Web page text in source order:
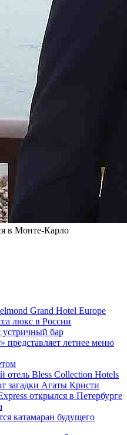
Grand Hotel Europe
люкс в России
бар
представляет летнее меню
Bless Collection Hotels
загадки Агаты Кристи
открылся в Петербурге
катамаран будущего